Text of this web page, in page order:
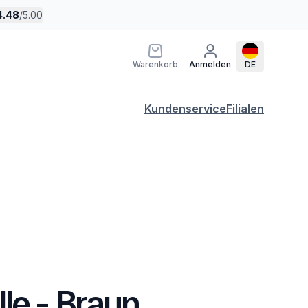
/5.00
Warenkorb Anmelden DE
KundenserviceFilialen